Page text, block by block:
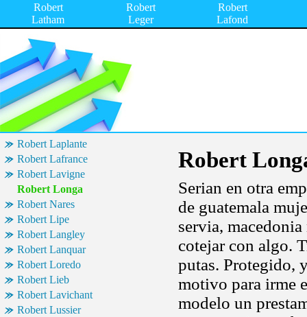
Robert
Latham
Robert
Leger
Robert
Lafond
Robert Laplante
Robert Lafrance
Robert Lavigne
Robert Longa
Robert Nares
Robert Lipe
Robert Langley
Robert Lanquar
Robert Loredo
Robert Lieb
Robert Lavichant
Robert Lussier
Robert
Serian en otra
de guatemala
servia,
cotejar con algo.
putas. Protegido,
motivo para irme
modelo un